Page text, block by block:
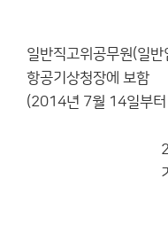
박정
일반직고위공무원(일
항공기상청장에 보함
(2014년 7월 14일부
기상